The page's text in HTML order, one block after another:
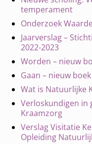
temperament
Onderzoek
Jaarverslag –
2022-2023
Worden – nieuw
Gaan – nieuw
Wat is Natuurlijke
Verloskundigen in
Kraamzorg
Verslag Visitatie
Opleiding